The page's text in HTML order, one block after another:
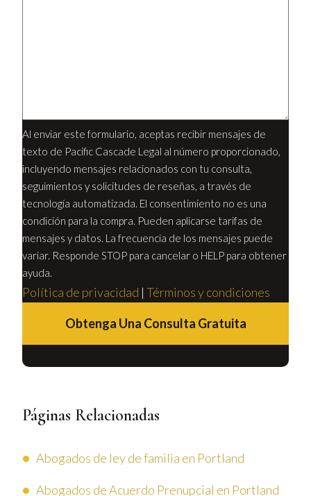
Al enviar este formulario, aceptas recibir mensajes de
texto de Pacific Cascade Legal al número proporcionado,
incluyendo mensajes relacionados con tu consulta,
seguimientos y solicitudes de reseñas, a través de
tecnología automatizada. El consentimiento no es una
condición para la compra. Pueden aplicarse tarifas de
mensajes y datos. La frecuencia de los mensajes puede
variar. Responde STOP para cancelar o HELP para obtener
ayuda.
Política de privacidad | Términos y condiciones
Obtenga Una Consulta Gratuita
Páginas Relacionadas
Abogados de ley de familia en Portland
Abogados de Acuerdo Prenupcial en Portland